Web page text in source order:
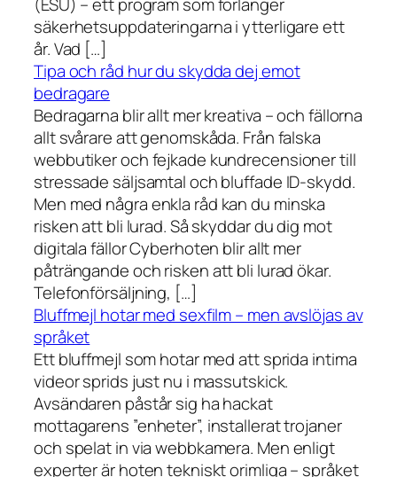
(ESU) – ett program som förlänger
säkerhetsuppdateringarna i ytterligare ett
år. Vad […]
Tipa och råd hur du skydda dej emot
bedragare
Bedragarna blir allt mer kreativa – och fällorna
allt svårare att genomskåda. Från falska
webbutiker och fejkade kundrecensioner till
stressade säljsamtal och bluffade ID-skydd.
Men med några enkla råd kan du minska
risken att bli lurad. Så skyddar du dig mot
digitala fällor Cyberhoten blir allt mer
påträngande och risken att bli lurad ökar.
Telefonförsäljning, […]
Bluffmejl hotar med sexfilm – men avslöjas av
språket
Ett bluffmejl som hotar med att sprida intima
videor sprids just nu i massutskick.
Avsändaren påstår sig ha hackat
mottagarens ”enheter”, installerat trojaner
och spelat in via webbkamera. Men enligt
experter är hoten tekniskt orimliga – språket